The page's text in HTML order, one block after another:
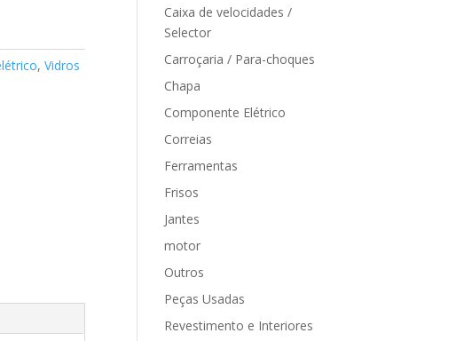
,Vidros
Caixa de velocidades /
Selector
Carroçaria / Para-choques
Chapa
Componente Elétrico
Correias
Ferramentas
Frisos
Jantes
motor
Outros
Peças Usadas
Revestimento e Interiores